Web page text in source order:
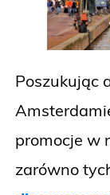
Poszukując
promocje w
zarówno